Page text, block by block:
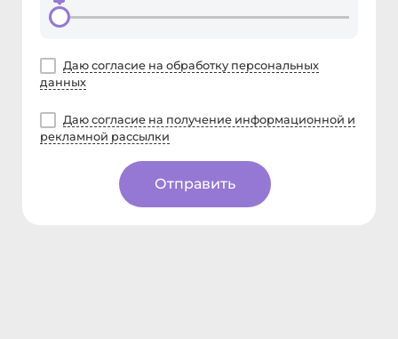
Даю согласие на обработку персональных
данных
Даю согласие на получение информационной и
рекламной рассылки
Отправить